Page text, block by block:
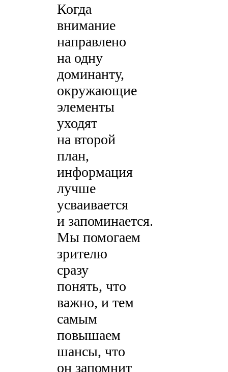
Когда
внимание
направлено
на одну
доминанту,
окружающие
элементы
уходят
на второй
план,
информация
лучше
усваивается
и запоминается.
Мы помогаем
зрителю
сразу
понять, что
важно, и тем
самым
повышаем
шансы, что
он запомнит